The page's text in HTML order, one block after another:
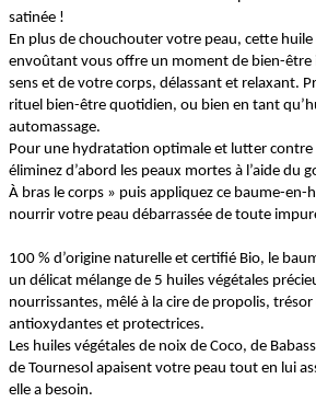
satinée !
En plus de chouchouter votre peau, cette
envoûtant vous offre un moment de bien-être
sens et de votre corps, délassant et relaxant.
rituel bien-être quotidien, ou bien en tant
automassage.
Pour une hydratation optimale et lutter contre
éliminez d’abord les peaux mortes à l’aide du
À bras le corps » puis appliquez ce baume-en-
nourrir votre peau débarrassée de toute
100 % d’origine naturelle et certifié Bio, le
un délicat mélange de 5 huiles végétales
nourrissantes, mêlé à la cire de propolis,
antioxydantes et protectrices.
Les huiles végétales de noix de Coco, de
de Tournesol apaisent votre peau tout en lui
elle a besoin.